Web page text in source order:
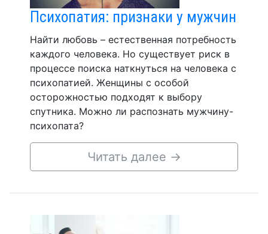
Психопатия: признаки у мужчин
Найти любовь – естественная потребность
каждого человека. Но существует риск в
процессе поиска наткнуться на человека с
психопатией. Женщины с особой
осторожностью подходят к выбору
спутника. Можно ли распознать мужчину-
психопата?
Читать далее →